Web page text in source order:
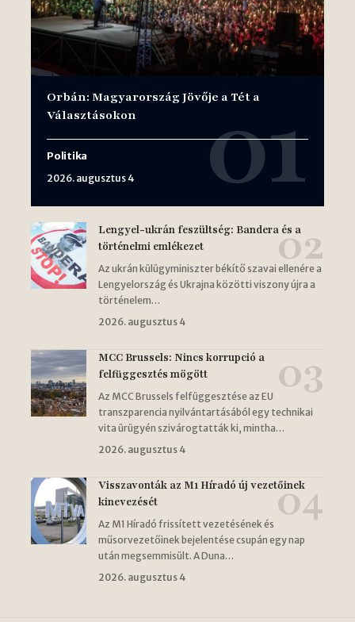
Orbán: Magyarország Jövője a Tét a
Választásokon
Politika
2026. augusztus 4
Lengyel-ukrán feszültség: Bandera és a
történelmi emlékezet
Az ukrán külügyminiszter békítő szavai ellenére a
Lengyelország és Ukrajna közötti viszony újra a
történelem…
2026. augusztus 4
MCC Brussels: Nincs korrupció a
felfüggesztés mögött
Az MCC Brussels felfüggesztése az EU
transzparencia nyilvántartásából egy technikai
vita ürügyén szivárogtatták ki, mintha…
2026. augusztus 4
Visszavonták az M1 Híradó új vezetőinek
kinevezését
Az M1 Híradó frissített vezetésének és
műsorvezetőinek bejelentése csupán egy nap
után megsemmisült. A Duna…
2026. augusztus 4